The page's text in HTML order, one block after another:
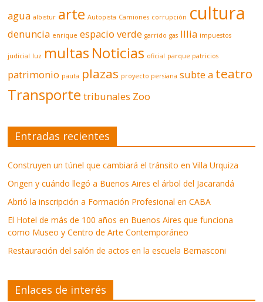
agua albistur arte Autopista Camiones corrupción cultura
denuncia enrique espacio verde garrido gas Illia impuestos
judicial luz multas Noticias oficial parque patricios
patrimonio pauta plazas proyecto persiana subte a teatro
Transporte tribunales Zoo
Entradas recientes
Construyen un túnel que cambiará el tránsito en Villa Urquiza
Origen y cuándo llegó a Buenos Aires el árbol del Jacarandá
Abrió la inscripción a Formación Profesional en CABA
El Hotel de más de 100 años en Buenos Aires que funciona
como Museo y Centro de Arte Contemporáneo
Restauración del salón de actos en la escuela Bernasconi
Enlaces de interés